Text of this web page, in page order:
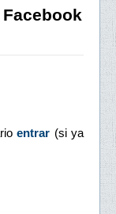
entrar (si ya